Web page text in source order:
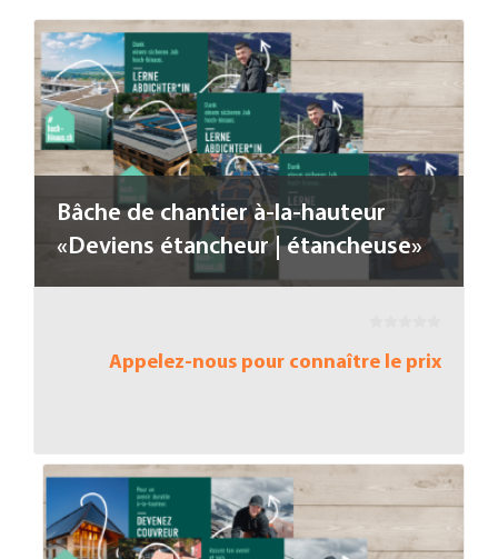
Bâche de chantier à-la-hauteur
«Deviens étancheur | étancheuse»
Appelez-nous pour connaître le prix